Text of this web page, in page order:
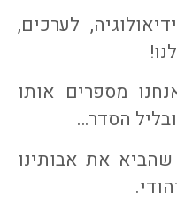
לערכים,
מספרים אותו
הסדר…
את אבותינו